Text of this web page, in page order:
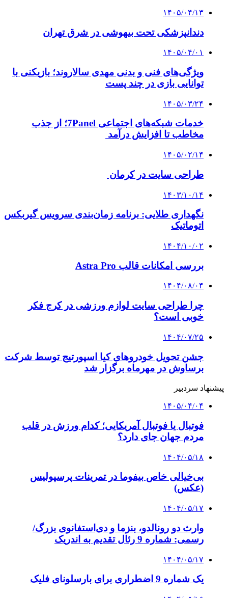
۱۴۰۵/۰۴/۱۳
دندانپزشکی تحت بیهوشی در شرق تهران
۱۴۰۵/۰۴/۰۱
ویژگی‌های فنی و بدنی مهدی سالاروند؛ بازیکنی با
توانایی بازی در چند پست
۱۴۰۵/۰۳/۲۴
خدمات شبکه‌های اجتماعی 7Panel؛ از جذب
مخاطب تا افزایش درآمد
۱۴۰۵/۰۲/۱۴
طراحی سایت در کرمان
۱۴۰۳/۱۰/۱۴
نگهداری طلایی: برنامه زمان‌بندی سرویس گیربکس
اتوماتیک
۱۴۰۴/۱۰/۰۲
بررسی امکانات قالب Astra Pro
۱۴۰۴/۰۸/۰۴
چرا طراحی سایت لوازم ورزشی در کرج فکر
خوبی است؟
۱۴۰۴/۰۷/۲۵
جشن تحویل خودروهای کیا اسپورتیج توسط شرکت
برساوش در مهرماه برگزار شد
پیشنهاد سردبیر
۱۴۰۵/۰۴/۰۴
فوتبال یا فوتبال آمریکایی؛ کدام ورزش در قلب
مردم جهان جای دارد؟
۱۴۰۴/۰۵/۱۸
بی‌خیالی خاص بیفوما در تمرینات پرسپولیس
(عکس)
۱۴۰۴/۰۵/۱۷
وارث دو رونالدو، بنزما و دی‌استفانوی بزرگ/
رسمی: شماره 9 رئال تقدیم به اندریک
۱۴۰۴/۰۵/۱۷
یک شماره 9 اضطراری برای بارسلونای فلیک